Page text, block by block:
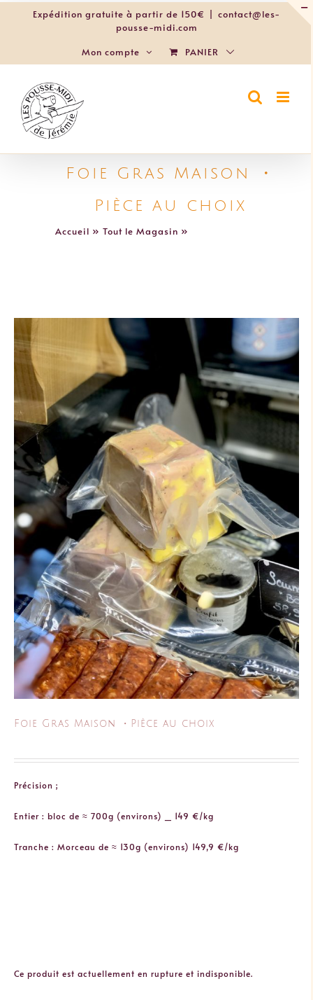
Expédition gratuite à partir de 150€ | contact@les-
pousse-midi.com
Mon compte
PANIER
Foie Gras Maison ・
Pièce au choix
Accueil » Tout le Magasin »
Foie Gras Maison ・Pièce au choix
Précision ;
Entier : bloc de ≈ 700g (environs) _ 149 €/kg
Tranche : Morceau de ≈ 130g (environs) 149,9 €/kg
Ce produit est actuellement en rupture et indisponible.